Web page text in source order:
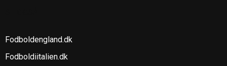
Fodboldengland.dk
Fodboldiitalien.dk